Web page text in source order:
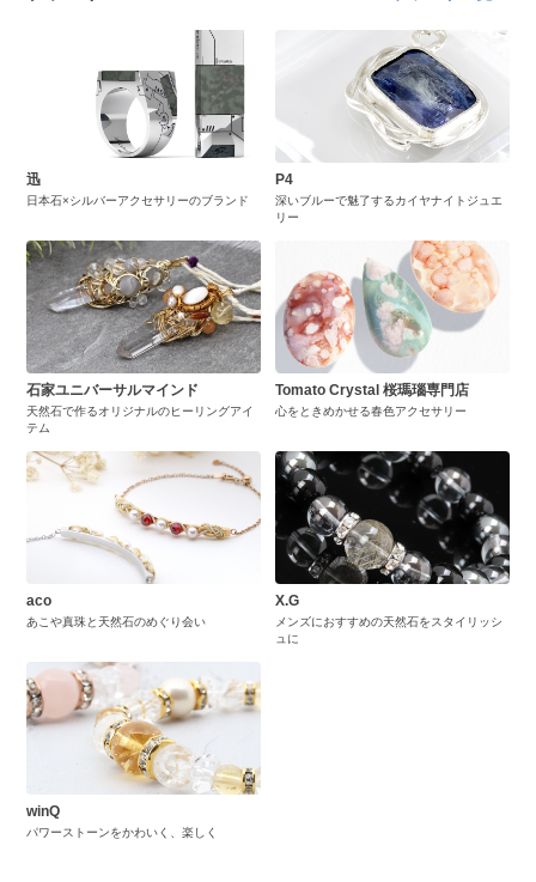
迅
日本石×シルバーアクセサリーのブランド
P4
深いブルーで魅了するカイヤナイトジュエ
リー
石家ユニバーサルマインド
天然石で作るオリジナルのヒーリングアイ
テム
Tomato Crystal 桜瑪瑙専門店
心をときめかせる春色アクセサリー
aco
あこや真珠と天然石のめぐり会い
X.G
メンズにおすすめの天然石をスタイリッシ
ュに
winQ
パワーストーンをかわいく、楽しく